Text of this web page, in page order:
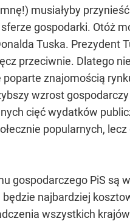
musiałyby
gospodarki. Otóż
Tuska. Prezydent
przeciwnie. Dlatego
znajomością
wzrost
cięć wydatków
popularnych,
gospodarczego PiS są
najbardziej
wszystkich